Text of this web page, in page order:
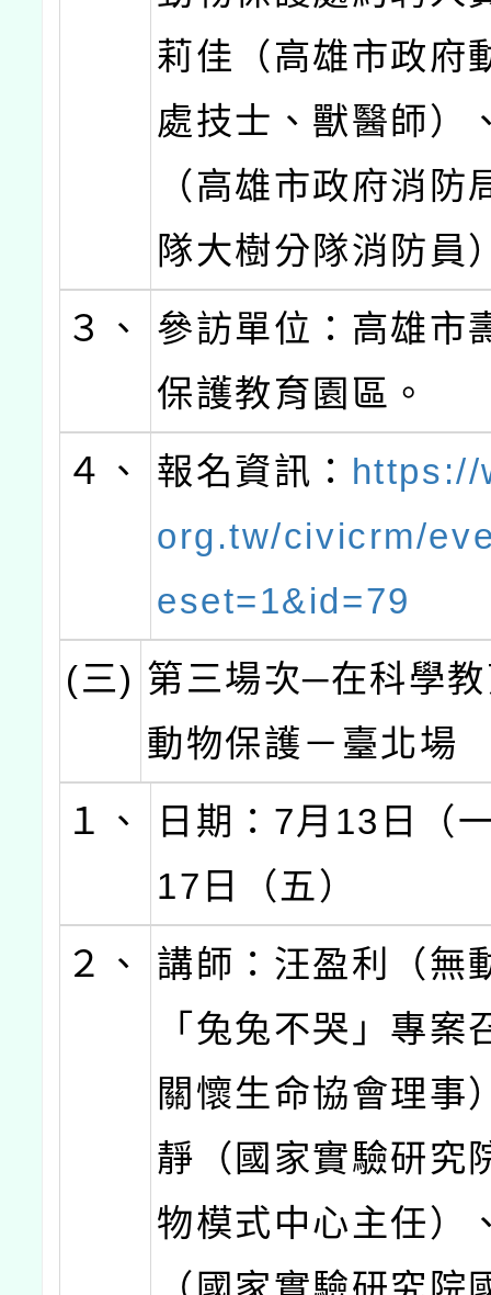
莉佳（高雄市政府
處技士、獸醫師）
（高雄市政府消防
隊大樹分隊消防員
３、
參訪單位：高雄市
保護教育園區。
４、
報名資訊： https://
org.tw/civicrm/
eset=1&id=79
(三) 第三場次─在科學
動物保護－臺北場
１、
日期：7月13日（
17日（五）
２、
講師：汪盈利（無
「兔兔不哭」專案
關懷生命協會理事
靜（國家實驗研究
物模式中心主任）